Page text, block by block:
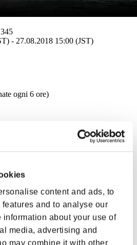
content and ads, to
and to analyse our
information about your use of
media, advertising and
may combine it with other
- 27.08.2018 15:00 (JST)
ogni 6 ore)